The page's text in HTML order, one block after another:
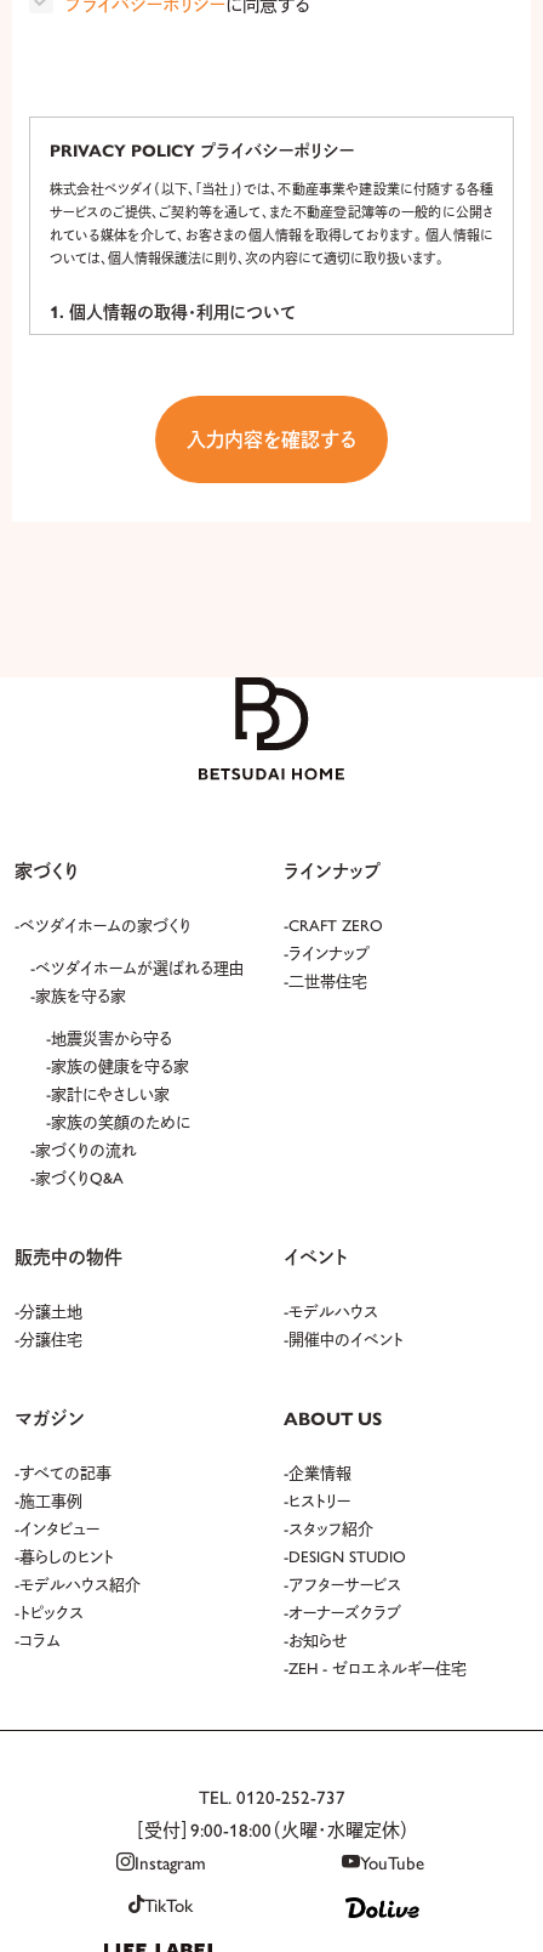
PRIVACY POLICY プライバシーポリシー
株式会社ベツダイ（以下、「当社」）では、不動産事業や建設業に付随する各種
サービスのご提供、ご契約等を通して、また不動産登記簿等の一般的に公開さ
れている媒体を介して、お客さまの個人情報を取得しております。 個人情報に
ついては、個人情報保護法に則り、次の内容にて適切に取り扱います。
1. 個人情報の取得・利用について
は、お客様の個人情報の利用目的を特定し、その目的の達成に必要な範囲内
においてのみ、適正に利用します。ご本人から事前のご承諾をいただいた場合
や法で定める場合を除き、公表した利用目的以外の利用はいたしません。 ま
た、法で定める場合やお客様とのご契約内容の達成に必要な場合等を除き、あ
らかじめお客様の同意を得ることなく、お客様の個人情報を第三者へ提供いた
② 不動産関連事業（賃貸・分譲・開発・管理・売買・仲介・受託販売）、建築土木
工事の請負・設計・監理事業、ホテル事業に関する契約の履行および情報・サ
③ 入居者に対する各種サービス（各種保険、引越し、物品販売）のご案内・ご提
⑤ 弊社がインターネット上で実施するお客様向けサービスのご提供。
⑥ 顧客会員組織の管理・運営
⑧ 採用応募者様の個人情報の場合は、選考に関するご連絡や書類等の送付。
⑨ その他、①～⑧の各目的に付随・関連する目的
3. 個人情報の安全管理について
当社は、取り扱う個人情報の漏洩、滅失またはき損の防止、その他の個人情報
の安全管理のために必要かつ適切な措置を講じます。
4.個人情報の委託について
当社は、個人情報の取り扱いの全部または一部を第三者に委託する場合は、当
当社は、利用目的の達成に必要となる範囲内において、お客様の個人情報を施
工会社・下請企業・金融機関・各士業などの関係者へ提供する場合がございま
の所要項目を提供いたします。なお、第三者提供にあたっては、機密保持のた
提供上、またはご契約の履行上、管理上の支障が生じる可能性がございます。
6.個人情報の共同利用
当社が保有する個人情報は、以下のとおり共同利用させていただきます。
6-1. 共同利用する個人情報の項目
氏名、住所、電話番号、生年月日、性別、各種アカウント情報、電子メールアドレ
6-2. 共同利用者の範囲
※一部サービスサイトにおいて、上記以外の範囲で共同利用させていただく場
合がございます。当該サービスサイトのプライバシーポリシーに詳細を記載して
おりますのでご確認ください。
6-3. 利用目的
家づくり
ベツダイホームの家づくり
ベツダイホームが選ばれる理由
家族を守る家
地震災害から守る
家族の健康を守る家
家計にやさしい家
家族の笑顔のために
家づくりの流れ
家づくりQ&A
ラインナップ
CRAFT ZERO
ラインナップ
二世帯住宅
販売中の物件
分譲土地
分譲住宅
イベント
モデルハウス
開催中のイベント
マガジン
すべての記事
施工事例
インタビュー
暮らしのヒント
モデルハウス紹介
トピックス
コラム
ABOUT US
企業情報
ヒストリー
スタッフ紹介
DESIGN STUDIO
アフターサービス
オーナーズクラブ
お知らせ
ZEH - ゼロエネルギー住宅
TEL.0120-252-737
［受付］9:00-18:00（火曜・水曜定休）
Instagram
YouTube
TikTok